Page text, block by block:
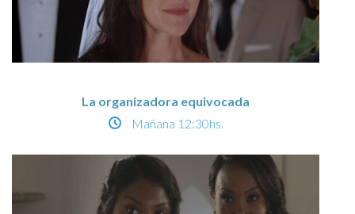
La organizadora equivocada
Mañana 12:30hs.